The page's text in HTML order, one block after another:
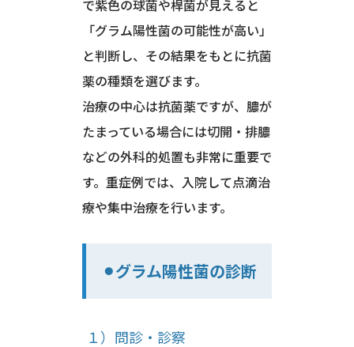
で紫色の球菌や桿菌が見えると
「グラム陽性菌の可能性が高い」
と判断し、その結果をもとに抗菌
薬の種類を選びます。
治療の中心は抗菌薬ですが、膿が
たまっている場合には切開・排膿
などの外科的処置も非常に重要で
す。重症例では、入院して点滴治
療や集中治療を行います。
⚫︎グラム陽性菌の診断
１）問診・診察